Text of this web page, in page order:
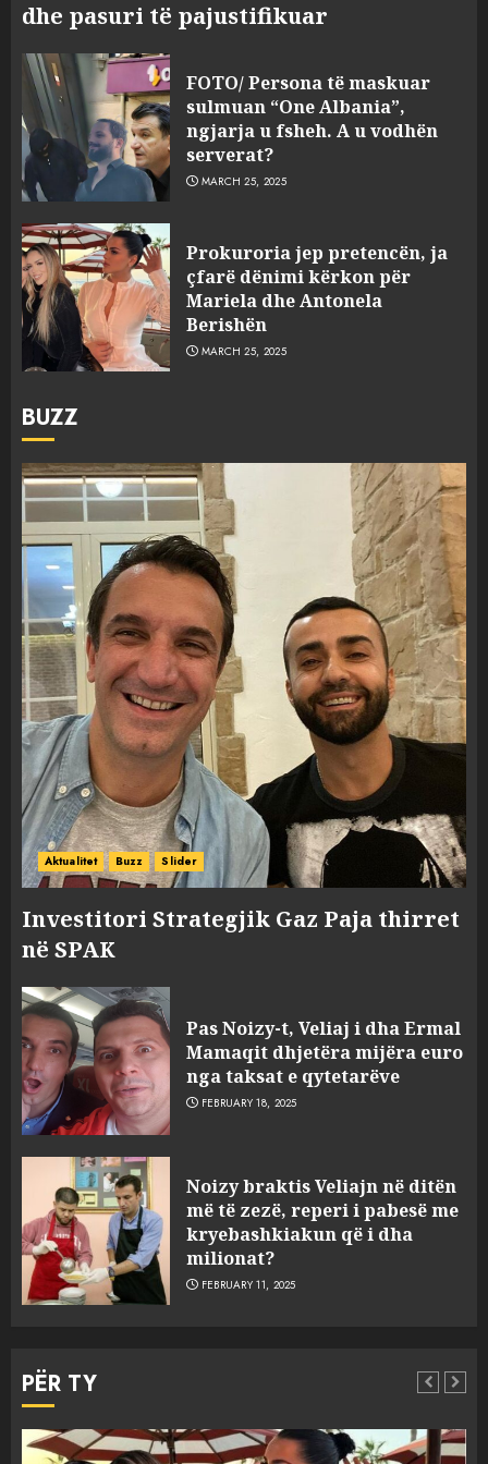
dhe pasuri të pajustifikuar
FOTO/ Persona të maskuar
sulmuan “One Albania”,
ngjarja u fsheh. A u vodhën
serverat?
MARCH 25, 2025
Prokuroria jep pretencën, ja
çfarë dënimi kërkon për
Mariela dhe Antonela
Berishën
MARCH 25, 2025
BUZZ
Aktualitet Buzz Slider
Investitori Strategjik Gaz Paja thirret
në SPAK
Pas Noizy-t, Veliaj i dha Ermal
Mamaqit dhjetëra mijëra euro
nga taksat e qytetarëve
FEBRUARY 18, 2025
Noizy braktis Veliajn në ditën
më të zezë, reperi i pabesë me
kryebashkiakun që i dha
milionat?
FEBRUARY 11, 2025
PËR TY
3
sulmuan “One Albania”,
ngjarja u fsheh. A u vodhën
serverat?
MARCH 25, 2025
4 MARCH 25, 2025